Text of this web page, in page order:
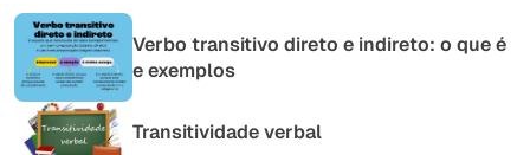
Verbo transitivo direto e indireto: o que é
e exemplos
Transitividade verbal